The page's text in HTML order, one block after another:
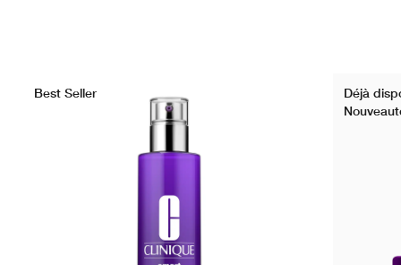
Best Seller
Déjà